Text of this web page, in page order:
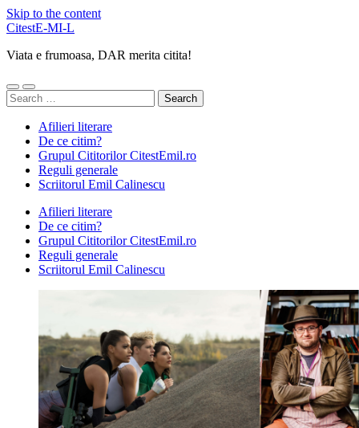
Skip to the content
CitestE-MI-L
Viata e frumoasa, DAR merita citita!
Toggle
mobile
Toggle
search
Search
for:
Afilieri literare
De ce citim?
Grupul Cititorilor CitestEmil.ro
Reguli generale
Scriitorul Emil Calinescu
Afilieri literare
De ce citim?
Grupul Cititorilor CitestEmil.ro
Reguli generale
Scriitorul Emil Calinescu